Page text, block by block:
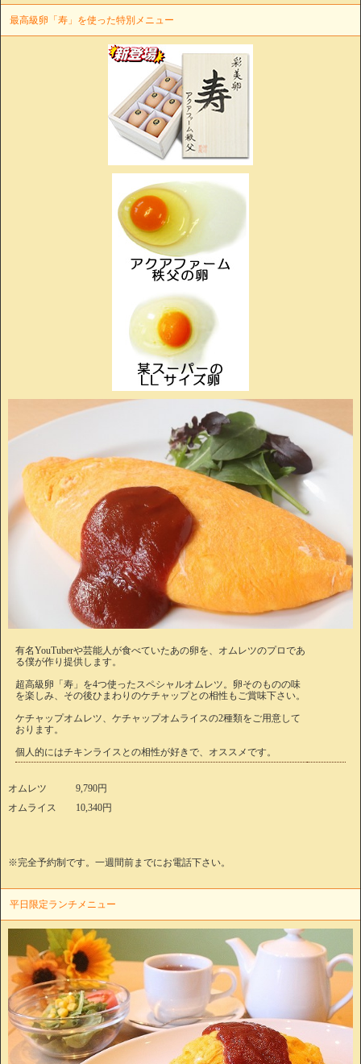
最高級卵「寿」を使った特別メニュー
有名YouTuberや芸能人が食べていたあの卵を、オムレツのプロであ
る僕が作り提供します。
超高級卵「寿」を4つ使ったスペシャルオムレツ。卵そのものの味
を楽しみ、その後ひまわりのケチャップとの相性もご賞味下さい。
ケチャップオムレツ、ケチャップオムライスの2種類をご用意して
おります。
個人的にはチキンライスとの相性が好きで、オススメです。
オムレツ 9,790円
オムライス 10,340円
※完全予約制です。一週間前までにお電話下さい。
平日限定ランチメニュー